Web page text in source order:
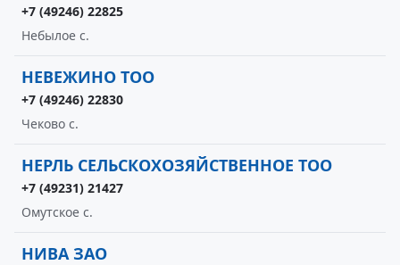
+7 (49246) 22825
Небылое с.
НЕВЕЖИНО ТОО
+7 (49246) 22830
Чеково с.
НЕРЛЬ СЕЛЬСКОХОЗЯЙСТВЕННОЕ ТОО
+7 (49231) 21427
Омутское с.
НИВА ЗАО